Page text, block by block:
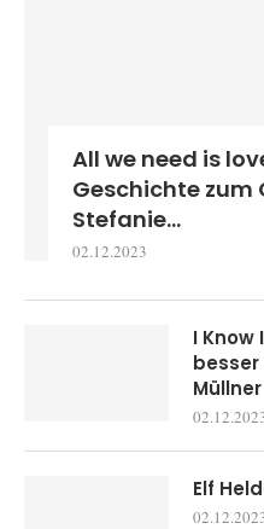
All we need is
Geschichte zum
Stefanie...
02.12.2023
I Know
Müllner
Elf